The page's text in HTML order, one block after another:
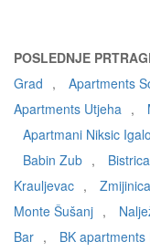
POSLEDNJE
Grad , Apartments
Apartments Utjeha ,
Apartmani Niksic Igalo
Babin Zub , Bistrica
Krauljevac , Zmijinica
Monte Šušanj ,
Bar , BK apartments